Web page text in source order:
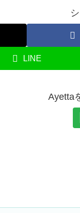
LINE
Ayetta